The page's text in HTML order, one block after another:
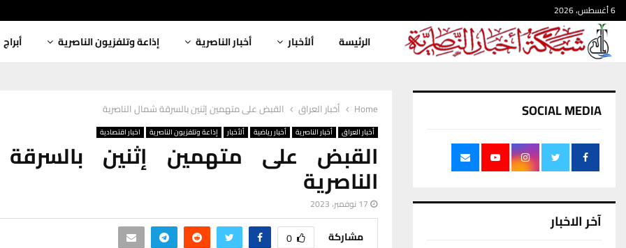
6 أغسطس، 2026
الرئيسة ألأخبار أخبار الناصرية إذاعة وتلفزيون الناصرية أبراج
Home أخبار العراق القبض على متهمين إثنين بالسرقة شمال الناصرية
أخبار العراق أخبار الناصرية أخبار رياضية ألأخبار إذاعة وتلفزيون الناصرية اخبار اقتصادية
القبض على متهمين إثنين
الناصرية
17 نوفمبر، 2023
مشاركة 0
SOCIAL MEDIA
آخر الاخبار